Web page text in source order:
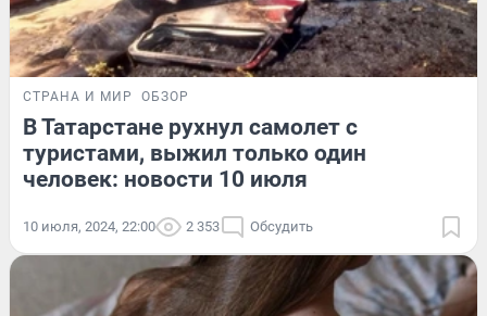
СТРАНА И МИР ОБЗОР
В Татарстане рухнул самолет с
туристами, выжил только один
человек: новости 10 июля
10 июля, 2024, 22:00 2 353 Обсудить